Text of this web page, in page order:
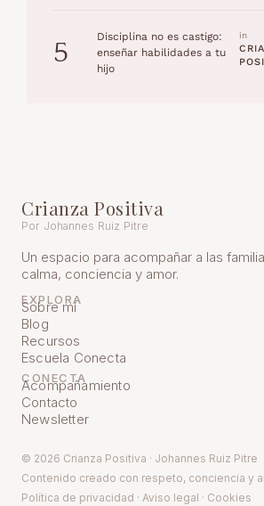
5
Disciplina no es castigo:
enseñar habilidades a tu
hijo
in
Crianza Positiva
Por Johannes Ruiz Pitre
Un espacio para acompañar a las
calma, conciencia y amor.
EXPLORA
Sobre mí
Blog
Recursos
Escuela Conecta
CONECTA
Acompañamiento
Contacto
Newsletter
© 2026 Crianza Positiva · Johannes Ruiz Pitre
Contenido creado con respeto, conciencia y
Política de privacidad · Aviso legal · Cookies